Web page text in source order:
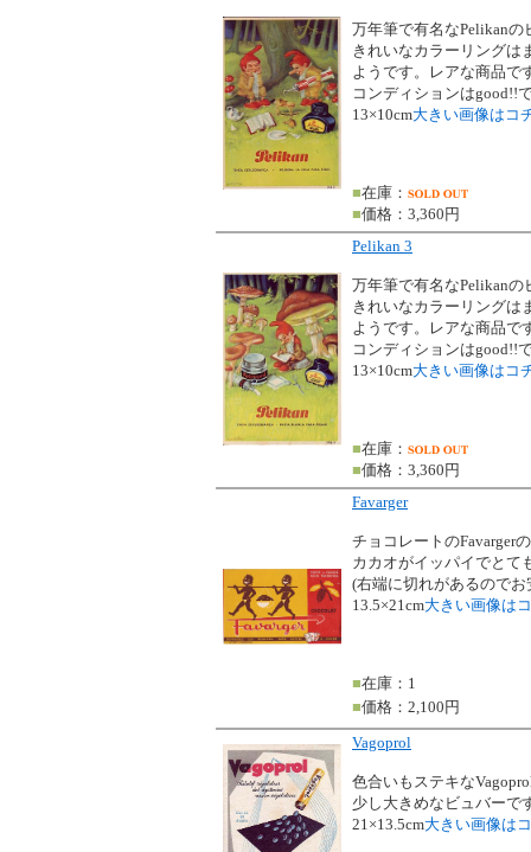
万年筆で有名なPelikanの
きれいなカラーリングは
ようです。レアな商品で
コンディションはgood!!
13×10cm大きい画像はコ
■在庫：
■価格：3,360円
Pelikan 3
万年筆で有名なPelikanの
きれいなカラーリングは
ようです。レアな商品で
コンディションはgood!!
13×10cm大きい画像はコ
■在庫：
■価格：3,360円
Favarger
チョコレートのFavarger
カカオがイッパイでとて
(右端に切れがあるので
13.5×21cm大きい画像は
■在庫：1
■価格：2,100円
Vagoprol
色合いもステキな
少し大きめなビュバーで
21×13.5cm大きい画像は